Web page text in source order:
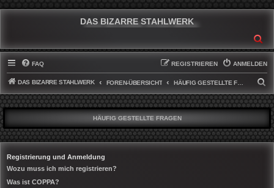
DAS BIZARRE STAHLWERK
FAQ ANMELDEN
REGISTRIEREN
DAS BIZARRE STAHLWERK FOREN-ÜBERSICHT HÄUFIG GESTELLTE FRAGEN
U
C
H
E
HÄUFIG GESTELLTE FRAGEN
Registrierung und Anmeldung
Wozu muss ich mich registrieren?
Was ist COPPA?